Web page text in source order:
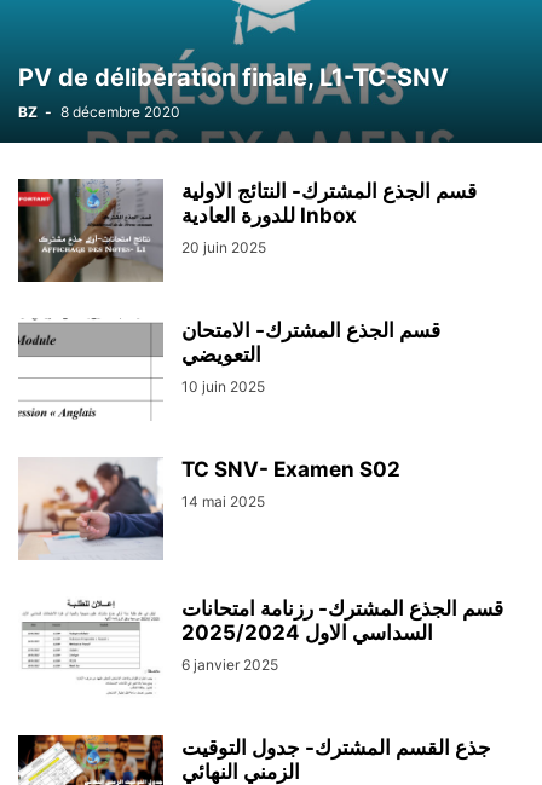
PV de délibération finale, L1-TC-SNV
BZ - 8 décembre 2020
قسم الجذع المشترك- النتائج الاولية
للدورة العادية‎ Inbox
20 juin 2025
قسم الجذع المشترك- الامتحان
التعويضي
10 juin 2025
TC SNV- Examen S02
14 mai 2025
قسم الجذع المشترك- رزنامة امتحانات
السداسي الاول 2025/2024
6 janvier 2025
جذع القسم المشترك- جدول التوقيت
الزمني النهائي